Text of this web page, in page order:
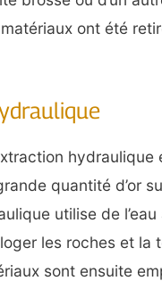
ont été
hydraulique
quantité d’or
utilise de
les roches et la
sont ensuite